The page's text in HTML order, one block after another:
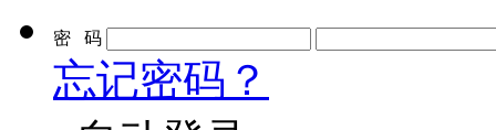
密 码
忘记密码？